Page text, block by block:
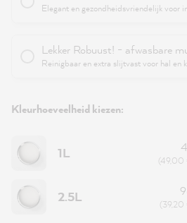
Elegant en gezondheidsvriendelijk voor
Lekker Robuust! - afwasbare
Reinigbaar en extra slijtvast voor hal en
Kleurhoeveelheid kiezen:
1L (49,00
2.5L (39,20